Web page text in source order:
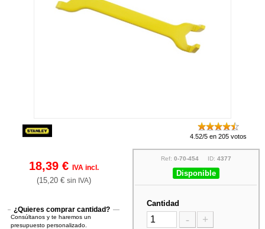
4.52/5 en 205 votos
18,39 € IVA incl.
(15,20 € sin IVA)
¿Quieres comprar cantidad?
Consúltanos y te haremos un
presupuesto personalizado.
Ref: 0-70-454ID: 4377
Disponible
Cantidad
- +